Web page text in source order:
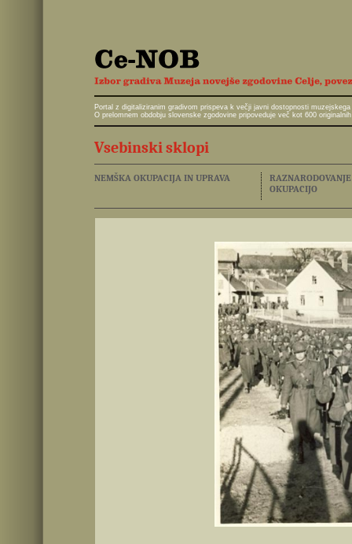
Portal z digitaliziranim gradivom prispeva k večji javni dostopnosti
O prelomnem obdobju slovenske zgodovine pripoveduje več kot 600
Vsebinski sklopi
NEMŠKA OKUPACIJA IN UPRAVA
OKUPACIJO